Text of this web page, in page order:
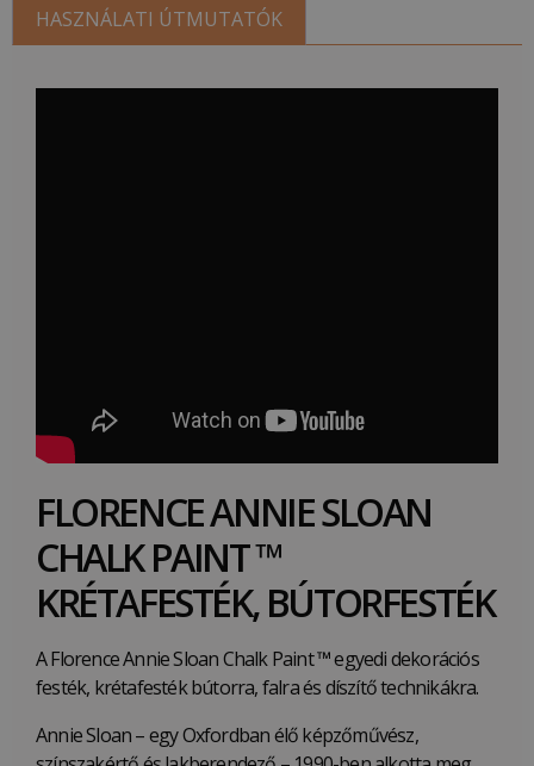
HASZNÁLATI ÚTMUTATÓK
FLORENCE ANNIE SLOAN
CHALK PAINT ™
KRÉTAFESTÉK, BÚTORFESTÉK
A Florence Annie Sloan Chalk Paint™egyedi dekorációs
festék, krétafesték bútorra, falra és díszítő technikákra.
Annie Sloan – egy Oxfordban élő képzőművész,